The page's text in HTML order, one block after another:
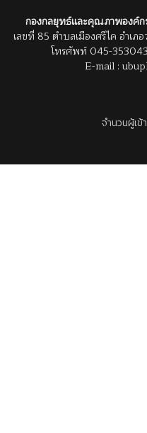
กองกลยุทธ์และคุณภาพองค์ก
เลขที่ 85 ตำบลเมืองศรีไค อำเภ
โทรศัพท์ 045-
E-mail :
จำนวนผู้เ